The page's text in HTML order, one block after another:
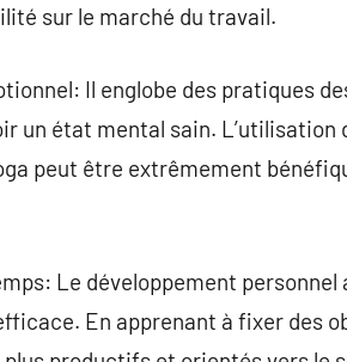
sur le marché du travail.
Il englobe des pratiques
un état mental sain.
peut être extrêmement
Le développement
En apprenant à fixer des